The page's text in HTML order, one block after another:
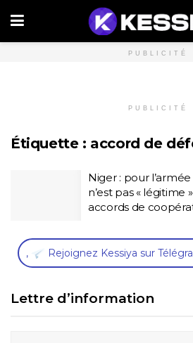
PUBLICITÉ
PUBLICITÉ
Étiquette : accord de
Niger : pour
n’est pas «
accords de
, Rejoignez Kessiya sur
Lettre d’information